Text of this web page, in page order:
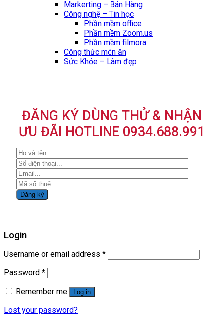
Markerting – Bán Hàng
Công nghệ – Tin học
Phần mềm office
Phần mềm Zoom.us
Phần mềm filmora
Công thức món ăn
Sức Khỏe – Làm đẹp
ĐĂNG KÝ DÙNG THỬ & NHẬN
ƯU ĐÃI HOTLINE 0934.688.991
Login
Username or email address *
Password *
Remember me
Log in
Lost your password?